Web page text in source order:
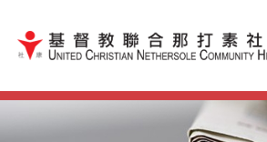
跳到內容（按輸入鍵）